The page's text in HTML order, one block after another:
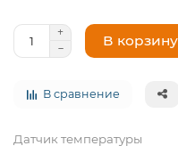
В корзину
В сравнение
Датчик температуры